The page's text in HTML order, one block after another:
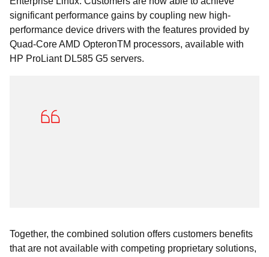
significant performance gains by coupling new high-
performance device drivers with the features provided by
Quad-Core AMD OpteronTM processors, available with
HP ProLiant DL585 G5 servers.
Together, the combined solution offers customers benefits
that are not available with competing proprietary solutions,